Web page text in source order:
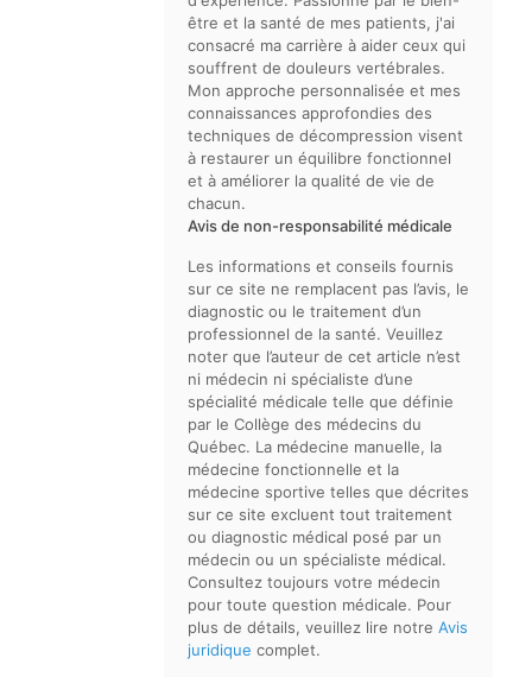
être et la santé de mes patients, j'ai
consacré ma carrière à aider ceux qui
souffrent de douleurs vertébrales.
Mon approche personnalisée et mes
connaissances approfondies des
techniques de décompression visent
à restaurer un équilibre fonctionnel
et à améliorer la qualité de vie de
chacun.
Avis de non-responsabilité médicale
Les informations et conseils fournis
sur ce site ne remplacent pas l’avis, le
diagnostic ou le traitement d’un
professionnel de la santé. Veuillez
noter que l’auteur de cet article n’est
ni médecin ni spécialiste d’une
spécialité médicale telle que définie
par le Collège des médecins du
Québec. La médecine manuelle, la
médecine fonctionnelle et la
médecine sportive telles que décrites
sur ce site excluent tout traitement
ou diagnostic médical posé par un
médecin ou un spécialiste médical.
Consultez toujours votre médecin
pour toute question médicale. Pour
plus de détails, veuillez lire notre Avis
juridique complet.